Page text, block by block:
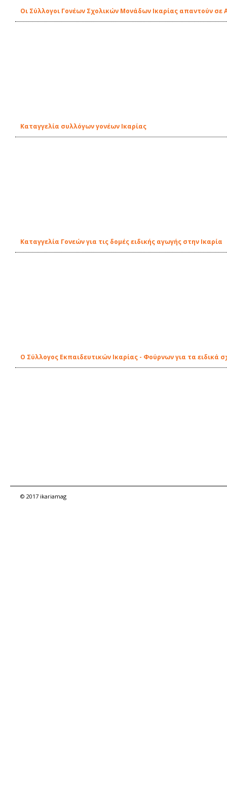
Οι Σύλλογοι Γονέων Σχολικών Μονάδων Ικαρίας απαντούν
Καταγγελία συλλόγων γονέων Ικαρίας
Καταγγελία Γονεών για τις δομές ειδικής αγωγής στην Ικαρία
Ο Σύλλογος Εκπαιδευτικών Ικαρίας - Φούρνων για τα ειδικά
© 2017 ikariamag